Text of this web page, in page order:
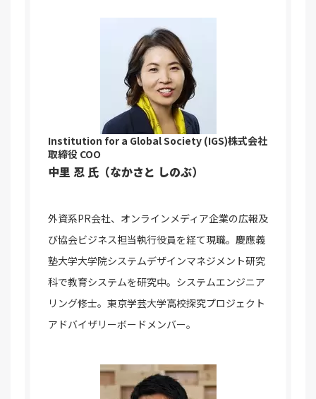
Institution for a Global Society (IGS)株式会社
取締役 COO
中里 忍 氏（なかさと しのぶ）
外資系PR会社、オンラインメディア企業の広報及
び協会ビジネス担当執行役員を経て現職。慶應義
塾大学大学院システムデザインマネジメント研究
科で教育システムを研究中。システムエンジニア
リング修士。東京学芸大学高校探究プロジェクト
アドバイザリーボードメンバー。